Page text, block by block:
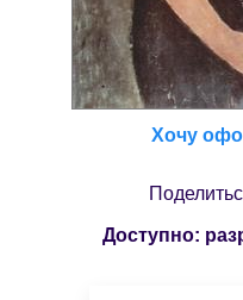
Хочу
Доступно: